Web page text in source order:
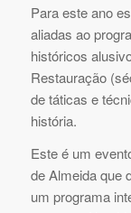
Para este ano
aliadas ao
históricos
Restauração
de táticas e
história.
Este é um
de Almeida que
um programa